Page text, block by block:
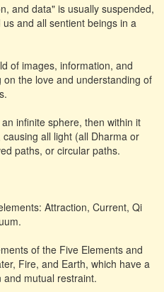
and data" is usually suspended,
and all sentient beings in a
of images, information, and
the love and understanding of
infinite sphere, then within it
all light (all Dharma or
paths, or circular paths.
Attraction, Current, Qi
of the Five Elements and
Fire, and Earth, which have a
mutual restraint.